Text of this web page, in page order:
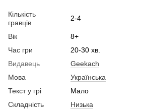
Кількість
гравців
2-4
Вік
8+
Час гри
20-30 хв.
Видавець
Geekach
Мова
Українська
Текст у грі
Мало
Складність
Низька